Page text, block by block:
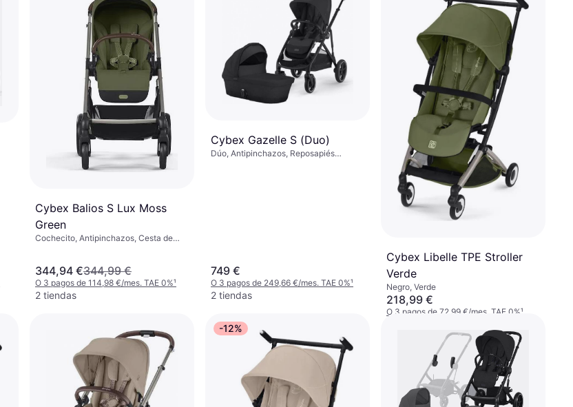
Cybex Balios S Lux Moss
Green
Cochecito, Antipinchazos, Cesta de
Mango Ajustable, Reposapiés Ajustable,
Plegado con una Mano, Asiento
Reversible, Reclinación Completa,
344,94 €344,99 €
O 3 pagos de 114,98 €/mes. TAE 0%¹
2 tiendas
Cybex Gazelle S (Duo)
Dúo, Antipinchazos, Reposapiés
749 €
O 3 pagos de 249,66 €/mes. TAE 0%¹
2 tiendas
Cybex Libelle TPE Stroller
Verde
Negro, Verde
218,99 €
O 3 pagos de 72,99 €/mes. TAE 0%¹
-12%